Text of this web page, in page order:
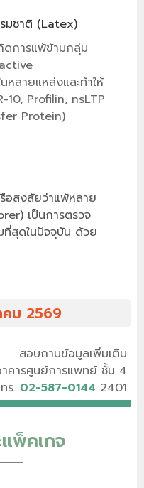
มชาติ (Latex)
ดการแพ้ข้ามกลุ่ม
ลายแหล่งและทำให้
10, Profilin, nsLTP
Protein)
สงสัยว่าแพ้หลาย
เป็นการตรวจ
ที่สุดในปัจจุบัน ด้วย
ม 2569
สอบถามข้อมูลเพิ่มเติม
าคารศูนย์การแพทย์ ชั้น 4
ร. 02-587-0144 2401
พ็คเกจ